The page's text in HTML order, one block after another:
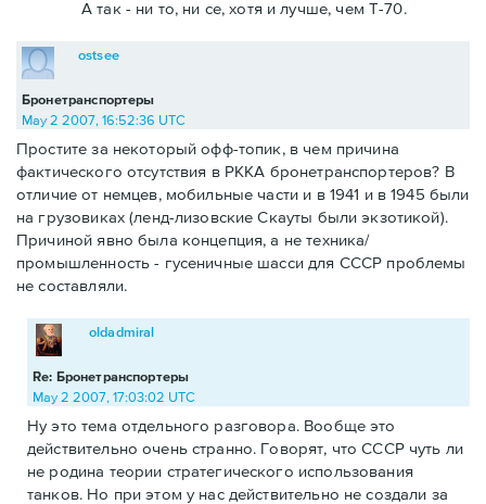
А так - ни то, ни се, хотя и лучше, чем Т-70.
Бронетранспортеры
ostsee
May 2 2007, 16:52:36 UTC
Простите за некоторый офф-топик, в чем причина
фактического отсутствия в РККА бронетранспортеров? В
отличие от немцев, мобильные части и в 1941 и в 1945 были
на грузовиках (ленд-лизовские Скауты были экзотикой).
Причиной явно была концепция, а не техника/
промышленность - гусеничные шасси для СССР проблемы
не составляли.
Re: Бронетранспортеры
oldadmiral
May 2 2007, 17:03:02 UTC
Ну это тема отдельного разговора. Вообще это
действительно очень странно. Говорят, что СССР чуть ли
не родина теории стратегического использования
танков. Но при этом у нас действительно не создали за